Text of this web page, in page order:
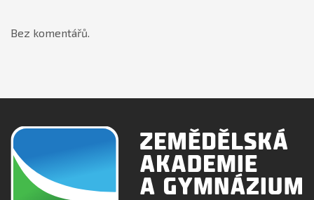
Bez komentářů.